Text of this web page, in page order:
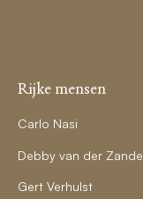
Rijke mensen
Carlo Nasi
Debby van der Zande
Gert Verhulst